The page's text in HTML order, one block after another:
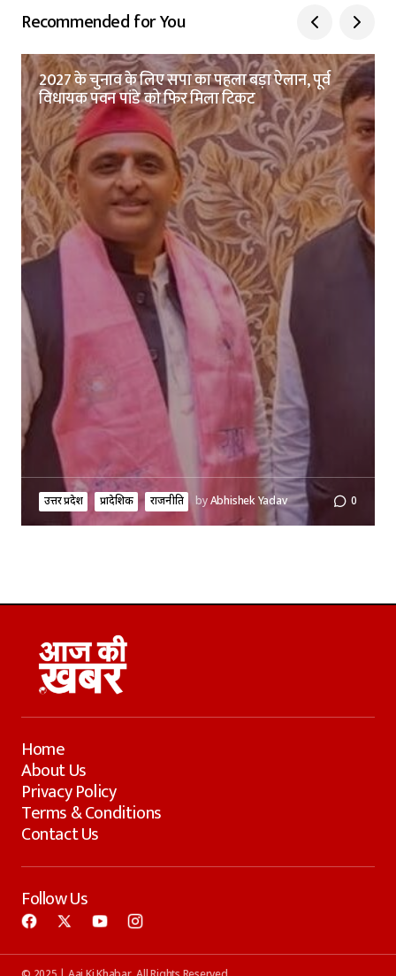
Recommended for You
2027 के चुनाव के लिए सपा का पहला बड़ा ऐलान, पूर्व
विधायक पवन पांडे को फिर मिला टिकट
उत्तर प्रदेश प्रादेशिक राजनीति byAbhishek Yadav 0
Home
About Us
Privacy Policy
Terms & Conditions
Contact Us
Follow Us